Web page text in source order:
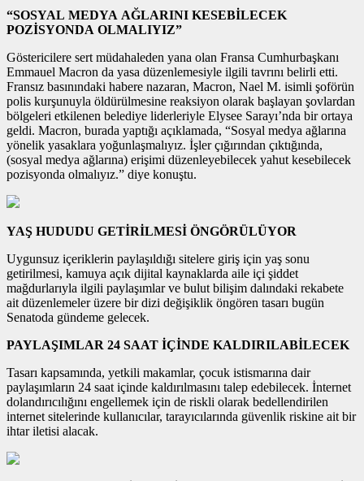
“SOSYAL MEDYA AĞLARINI KESEBİLECEK
POZİSYONDA OLMALIYIZ”
Göstericilere sert müdahaleden yana olan Fransa Cumhurbaşkanı
Emmauel Macron da yasa düzenlemesiyle ilgili tavrını belirli etti.
Fransız basınındaki habere nazaran, Macron, Nael M. isimli şoförün
polis kurşunuyla öldürülmesine reaksiyon olarak başlayan şovlardan
bölgeleri etkilenen belediye liderleriyle Elysee Sarayı’nda bir ortaya
geldi. Macron, burada yaptığı açıklamada, “Sosyal medya ağlarına
yönelik yasaklara yoğunlaşmalıyız. İşler çığırından çıktığında,
(sosyal medya ağlarına) erişimi düzenleyebilecek yahut kesebilecek
pozisyonda olmalıyız.” diye konuştu.
YAŞ HUDUDU GETİRİLMESİ ÖNGÖRÜLÜYOR
Uygunsuz içeriklerin paylaşıldığı sitelere giriş için yaş sonu
getirilmesi, kamuya açık dijital kaynaklarda aile içi şiddet
mağdurlarıyla ilgili paylaşımlar ve bulut bilişim dalındaki rekabete
ait düzenlemeler üzere bir dizi değişiklik öngören tasarı bugün
Senatoda gündeme gelecek.
PAYLAŞIMLAR 24 SAAT İÇİNDE KALDIRILABİLECEK
Tasarı kapsamında, yetkili makamlar, çocuk istismarına dair
paylaşımların 24 saat içinde kaldırılmasını talep edebilecek. İnternet
dolandırıcılığını engellemek için de riskli olarak bedellendirilen
internet sitelerinde kullanıcılar, tarayıcılarında güvenlik riskine ait bir
ihtar iletisi alacak.